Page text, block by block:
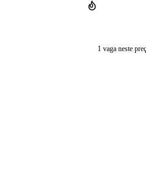
1 vaga neste